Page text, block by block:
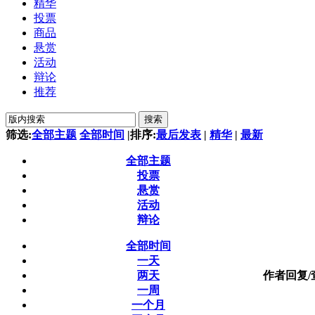
精华
投票
商品
悬赏
活动
辩论
推荐
搜索
筛选:全部主题 全部时间 |排序:最后发表 | 精华 | 最新
全部主题
投票
悬赏
活动
辩论
全部时间
一天
两天
一周
一个月
作者回复/